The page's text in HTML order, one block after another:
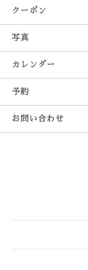
クーポン
写真
カレンダー
予約
お問い合わせ